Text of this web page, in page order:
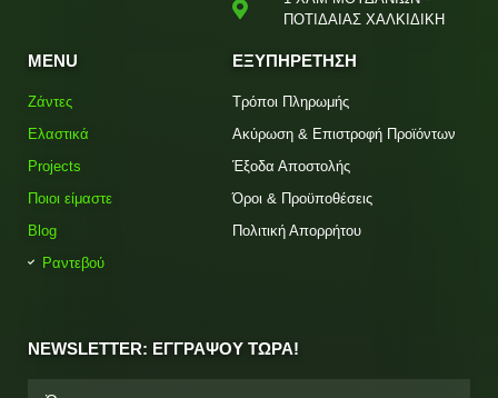
ΠΟΤΙΔΑΙΑΣ ΧΑΛΚΙΔΙΚΗ
MENU
Ζάντες
Ελαστικά
Projects
Ποιοι είμαστε
Blog
Ραντεβού
ΕΞΥΠΗΡΕΤΗΣΗ
Τρόποι Πληρωμής
Ακύρωση & Επιστροφή Προϊόντων
Έξοδα Αποστολής
Όροι & Προϋποθέσεις
Πολιτική Απορρήτου
NEWSLETTER: ΕΓΓΡΑΨΟΥ ΤΩΡΑ!